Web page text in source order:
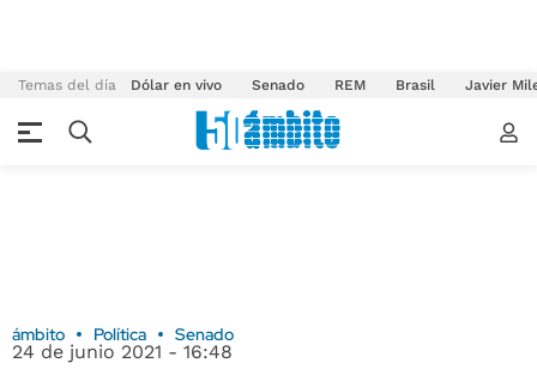
Temas del día Dólar en vivo Senado REM Brasil Javier
ámbito Política Senado
24 de junio 2021 - 16:48